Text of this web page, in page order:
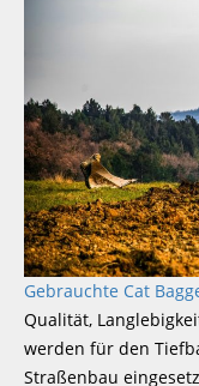
Gebrauchte Cat
Qualität,
werden für den
Straßenbau